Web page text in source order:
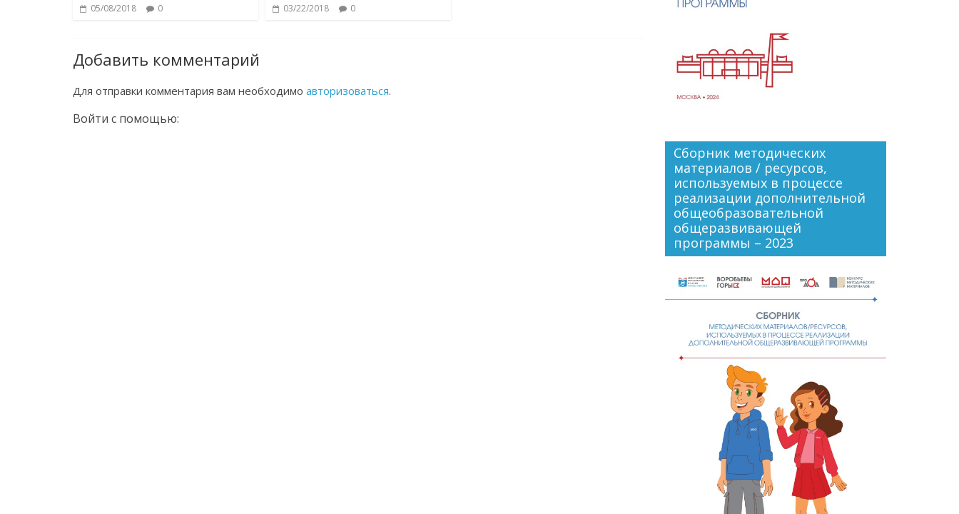
05/08/2018 0 03/22/2018 0
Добавить комментарий
Для отправки комментария вам необходимо авторизоваться.
Войти с помощью:
Сборник методических
материалов / ресурсов,
используемых в процессе
реализации дополнительной
общеобразовательной
общеразвивающей
программы – 2023